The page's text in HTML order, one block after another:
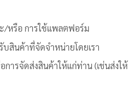
ะ/หรือ การใช้แพลตฟอร์ม
สินค้าที่จัดจำหน่ายโดยเรา
ารจัดส่งสินค้าให้แก่ท่าน (เช่นส่งให้